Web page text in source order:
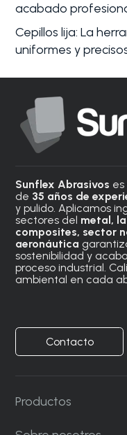
acabado
Cepillos lija: La
uniformes y
Sunflex Abrasivos
de 35 años de
y pulido. Aplicamos
sectores del metal,
composites, sector
aeronáutica
sostenibilidad y
proceso industrial.
ambiental en cada
Contacto
Productos